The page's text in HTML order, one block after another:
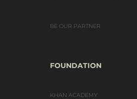
BE OUR PARTNER
FOUNDATION
KHAN ACADEMY